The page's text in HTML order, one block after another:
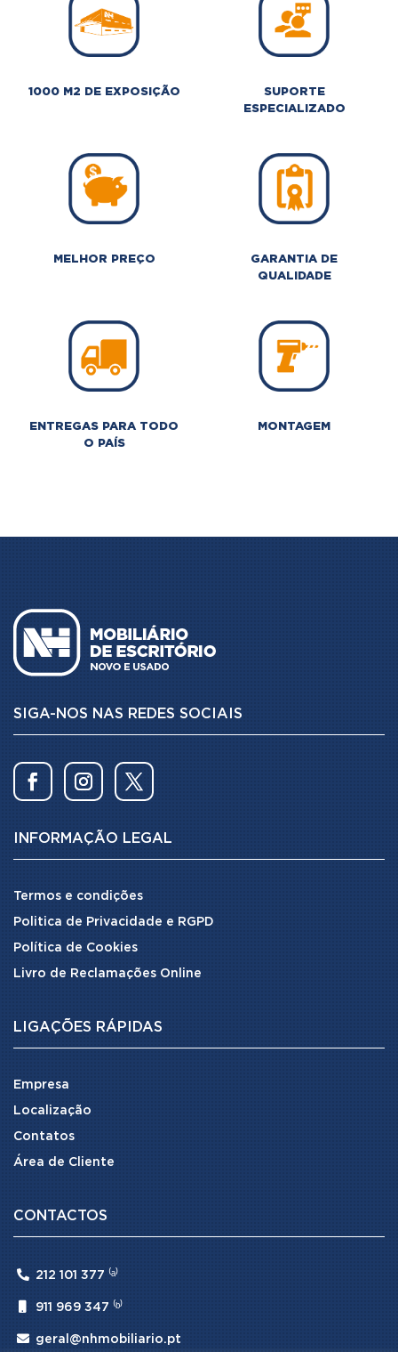
1000 M2 DE EXPOSIÇÃO
SUPORTE
ESPECIALIZADO
MELHOR PREÇO
GARANTIA DE
QUALIDADE
ENTREGAS PARA TODO
O PAÍS
MONTAGEM
SIGA-NOS NAS REDES SOCIAIS
INFORMAÇÃO LEGAL
Termos e condições
Politica de Privacidade e RGPD
Política de Cookies
Livro de Reclamações Online
LIGAÇÕES RÁPIDAS
Empresa
Localização
Contatos
Área de Cliente
CONTACTOS
 212 101 377 ⁽ᵃ⁾
911 969 347 ⁽ᵇ⁾
 geral@nhmobiliario.pt